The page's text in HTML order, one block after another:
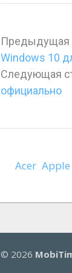
Предыдущая
Windows 10
Следующая
официально
Acer Apple
© 2026